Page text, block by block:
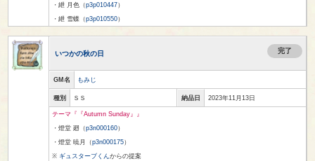
・紲 月色（p3p010447）
・紲 雪蝶（p3p010550）
いつかの秋の日 完了
GM名 もみじ
種別 ＳＳ 納品日 2023年11月13日
テーマ『『Autumn Sunday』』
・燈堂 廻（p3n000160）
・燈堂 暁月（p3n000175）
※ ギュスターブくんからの提案